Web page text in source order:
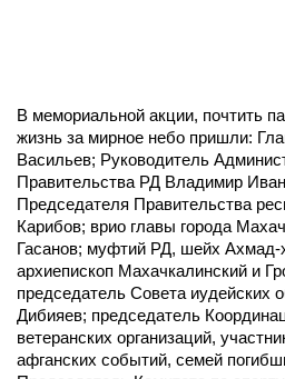
В мемориальной акции, почтить
жизнь за мирное небо пришли:
Васильев; Руководитель
Правительства РД Владимир
Председателя Правительства
Карибов; врио главы города
Гасанов; муфтий РД, шейх
архиепископ Махачкалинский и
председатель Совета иудейских
Дибияев; председатель
ветеранских организаций,
афганских событий, семей